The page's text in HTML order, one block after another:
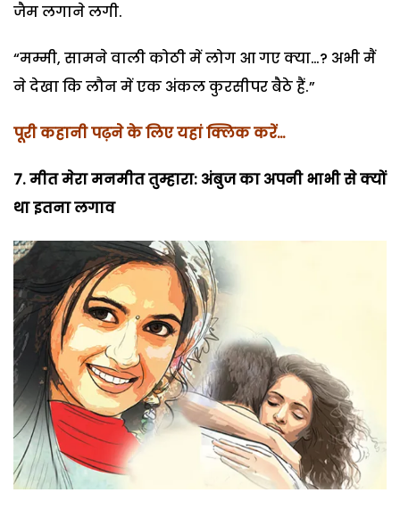
जैम लगाने लगी.
“मम्मी, सामने वाली कोठी में लोग आ गए क्या…? अभी मैं
ने देखा कि लौन में एक अंकल कुरसीपर बैठे हैं.”
पूरी कहानी पढ़ने के लिए यहां क्लिक करें…
7. मीत मेरा मनमीत तुम्हारा: अंबुज का अपनी भाभी से क्यों
था इतना लगाव